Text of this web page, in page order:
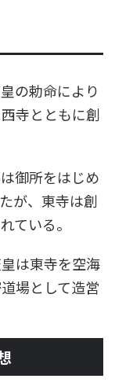
の勅命により
寺とともに創
御所をはじめ
が、東寺は創
ている。
は東寺を空海
場として造営